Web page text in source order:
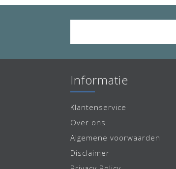
Informatie
Klantenservice
Over ons
Algemene voorwaarden
Disclaimer